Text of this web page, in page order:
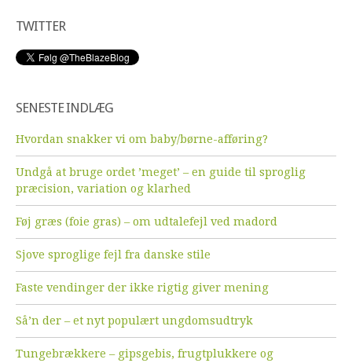
TWITTER
SENESTE INDLÆG
Hvordan snakker vi om baby/børne-afføring?
Undgå at bruge ordet ’meget’ – en guide til sproglig
præcision, variation og klarhed
Føj græs (foie gras) – om udtalefejl ved madord
Sjove sproglige fejl fra danske stile
Faste vendinger der ikke rigtig giver mening
Så’n der – et nyt populært ungdomsudtryk
Tungebrækkere – gipsgebis, frugtplukkere og